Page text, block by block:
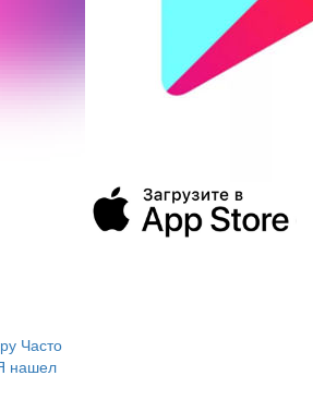
Часто
нашел